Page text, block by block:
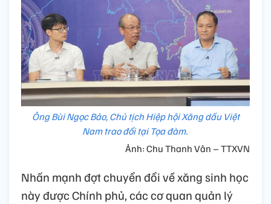
Ông Bùi Ngọc Bảo, Chủ tịch Hiệp hội Xăng dầu Việt
Nam trao đổi tại Tọa đàm.
Ảnh: Chu Thanh Vân – TTXVN
Nhấn mạnh đợt chuyển đổi về xăng sinh học
này được Chính phủ, các cơ quan quản lý